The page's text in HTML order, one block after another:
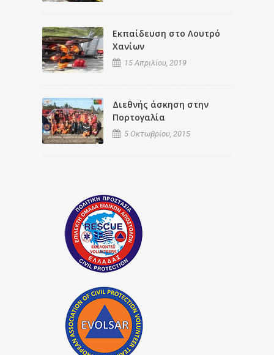
Εκπαίδευση στο Λουτρό
Χανίων
15 Απριλίου, 2019
Διεθνής άσκηση στην
Πορτογαλία
5 Οκτωβρίου, 2015